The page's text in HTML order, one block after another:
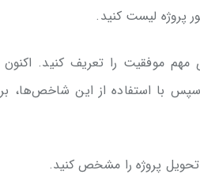
پروژه لیست کنید.
مهم موفقیت را تعریف کنید.
با استفاده از این شاخص‌ها،
تحویل پروژه را مشخص کنید.